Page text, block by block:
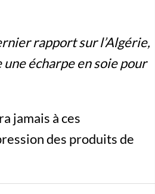
rapport sur l’Algérie,
écharpe en soie pour
jamais à ces
des produits de